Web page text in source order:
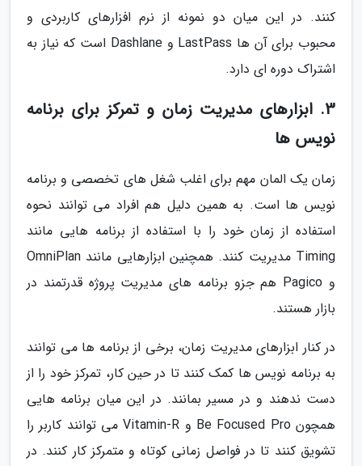
کنند. در این میان دو نمونه از نرم افزارهای کاربردی و
محبوب برای آن ها LastPass و Dashlane است که نیاز به
اشتراک دوره ای دارد.
3. ابزارهای مدیریت زمان و تمرکز برای برنامه
نویس ها
زمان یک المان مهم برای اغلب شغل های تخصصی و برنامه
نویس ها است. به همین دلیل هم افراد می توانند نحوه
استفاده از زمان خود را با استفاده از برنامه هایی مانند
Timing مدیریت کنند. همچنین ابزارهایی مانند OmniPlan
و Pagico هم جزو برنامه های مدیریت پروژه قدرتمند در
بازار هستند.
در کنار ابزارهای مدیریت زمان، برخی از برنامه ها می توانند
به برنامه نویس ها کمک کنند تا در حین کار، تمرکز خود را از
دست ندهند و در مسیر بمانند. در این میان برنامه هایی
همچون Be Focused Pro و Vitamin-R می توانند کاربر را
تشویق کنند تا در فواصل زمانی کوتاه و متمرکز کار کنند. در